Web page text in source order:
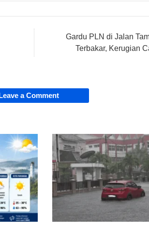
Gardu PLN di Jalan
Terbakar, Kerugian
a Comment